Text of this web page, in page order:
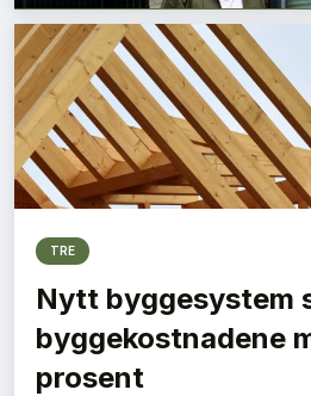
LES NYESTE
TRE
Nytt byggesystem
byggekostnadene
prosent